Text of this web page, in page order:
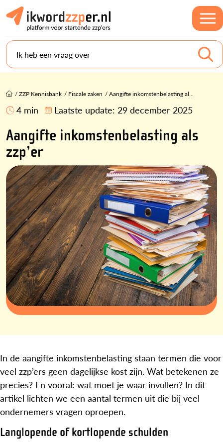
Ik heb een vraag over
/ZZP Kennisbank / Fiscale zaken /Aangifte inkomstenbelasting al...
4 min Laatste update: 29 december 2025
Aangifte inkomstenbelasting als
zzp’er
In de aangifte inkomstenbelasting staan termen die voor
veel zzp’ers geen dagelijkse kost zijn. Wat betekenen ze
precies? En vooral: wat moet je waar invullen? In dit
artikel lichten we een aantal termen uit die bij veel
ondernemers vragen oproepen.
Langlopende of kortlopende schulden